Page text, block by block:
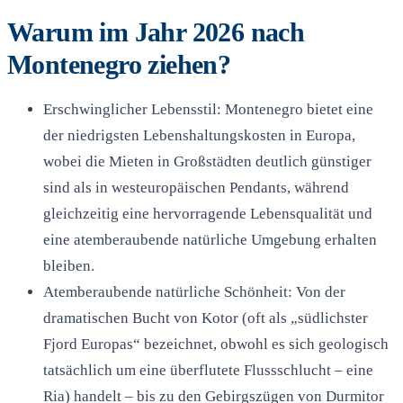
Warum im Jahr 2026 nach
Montenegro ziehen?
Erschwinglicher Lebensstil: Montenegro bietet eine
der niedrigsten Lebenshaltungskosten in Europa,
wobei die Mieten in Großstädten deutlich günstiger
sind als in westeuropäischen Pendants, während
gleichzeitig eine hervorragende Lebensqualität und
eine atemberaubende natürliche Umgebung erhalten
bleiben.
Atemberaubende natürliche Schönheit: Von der
dramatischen Bucht von Kotor (oft als „südlichster
Fjord Europas“ bezeichnet, obwohl es sich geologisch
tatsächlich um eine überflutete Flussschlucht – eine
Ria) handelt – bis zu den Gebirgszügen von Durmitor